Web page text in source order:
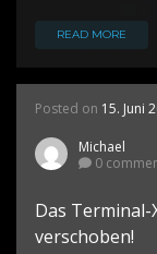
READ MORE
Posted on 15. Juni
Michael
0
Das Terminal-
verschoben!